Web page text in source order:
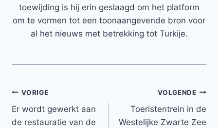
toewijding is hij erin geslaagd om het platform
om te vormen tot een toonaangevende bron voor
al het nieuws met betrekking tot Turkije.
Bericht
navigatie
VORIGE
Er wordt gewerkt aan
de restauratie van de
VOLGENDE
Toeristentrein in de
Westelijke Zwarte Zee